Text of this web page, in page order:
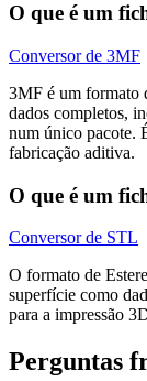
O que é um
Conversor de 3MF
3MF é um formato
dados completos,
num único pacote.
fabricação aditiva.
O que é um
Conversor de STL
O formato de
superfície como
para a impressão
Perguntas